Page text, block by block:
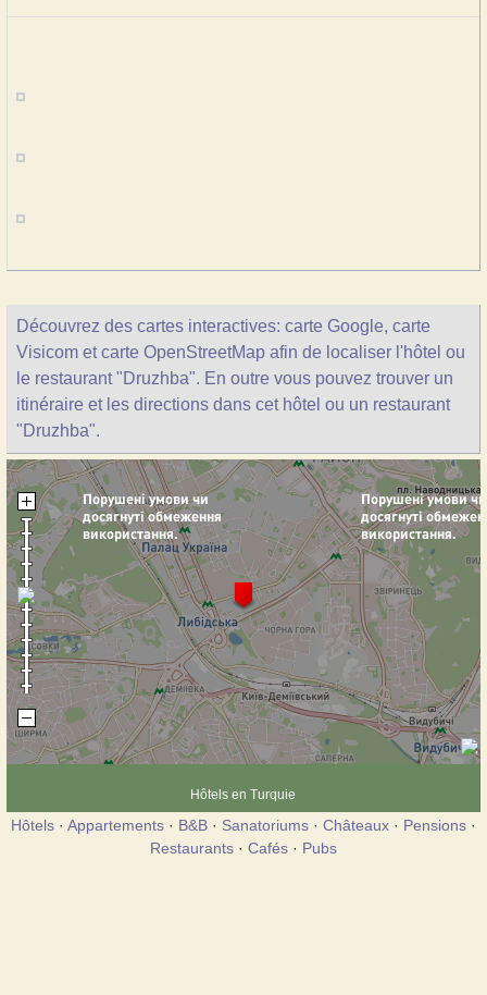
Découvrez des cartes interactives: carte Google, carte
Visicom et carte OpenStreetMap afin de localiser l'hôtel ou
le restaurant "Druzhba". En outre vous pouvez trouver un
itinéraire et les directions dans cet hôtel ou un restaurant
"Druzhba".
Hôtels en Turquie
Hôtels · Appartements · B&B · Sanatoriums · Châteaux · Pensions ·
Restaurants · Cafés · Pubs